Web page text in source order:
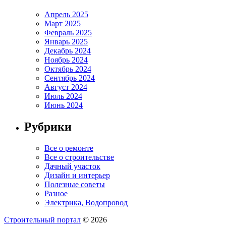
Апрель 2025
Март 2025
Февраль 2025
Январь 2025
Декабрь 2024
Ноябрь 2024
Октябрь 2024
Сентябрь 2024
Август 2024
Июль 2024
Июнь 2024
Рубрики
Все о ремонте
Все о строительстве
Дачный участок
Дизайн и интерьер
Полезные советы
Разное
Электрика, Водопровод
Строительный портал © 2026